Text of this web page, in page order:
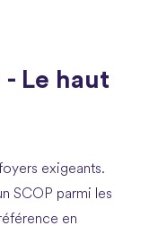
- Le haut
exigeants.
SCOP parmi les
en